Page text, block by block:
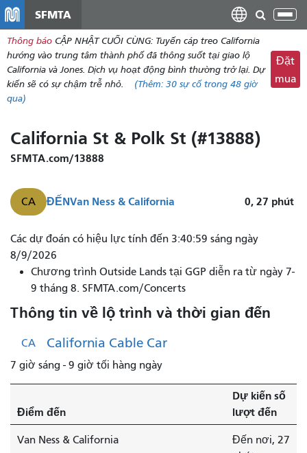
dung
SFMTA
Thông báo CẬP NHẬT CUỐI CÙNG: Tuyến cáp treo California
hướng vào trung tâm thành phố đã thông suốt tại giao lộ
California và Jones. Dịch vụ hoạt động bình thường trở lại. Dự
kiến ​​sẽ có sự chậm trễ nhỏ.
(Thêm: 30 sự cố trong 48 giờ
qua)
Đặt
mua
California St & Polk St (#13888)
SFMTA.com/13888
CA ĐẾNVan Ness & California 0, 27 phút
Tuyến
cáp
treo
California
đến
Van
Ness
California
sắp
mắt.
Các dự đoán có hiệu lực tính đến 3:40:59 sáng ngày
8/9/2026
Chương trình Outside Lands tại GGP diễn ra từ ngày 7-
9 tháng 8. SFMTA.com/Concerts
Thông tin về lộ trình và thời gian đến
CA California Cable Car
7 giờ sáng - 9 giờ tối hàng ngày
Điểm đến
Dự kiến ​​số
lượt đến
Van Ness & California
Đến nơi, 27